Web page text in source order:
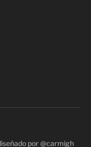
por @carmigh